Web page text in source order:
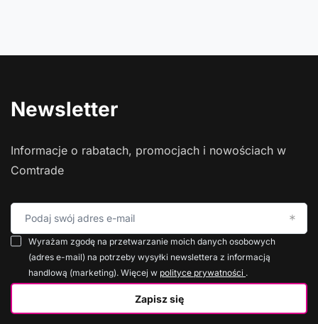
Newsletter
Informacje o rabatach, promocjach i nowościach w
Comtrade
Podaj swój adres e-mail
Zapisz się
Wyrażam zgodę na przetwarzanie moich danych osobowych
(adres e-mail) na potrzeby wysyłki newslettera z informacją
handlową (marketing). Więcej w polityce prywatności .